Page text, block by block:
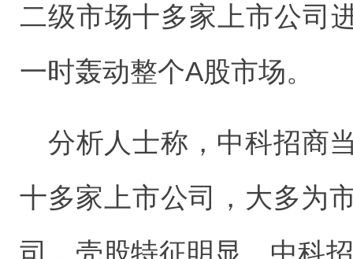
二级市场十多家上市公司
一时轰动整个A股市场。
分析人士称，中科招商
十多家上市公司，大多为
司，壳股特征明显。中科